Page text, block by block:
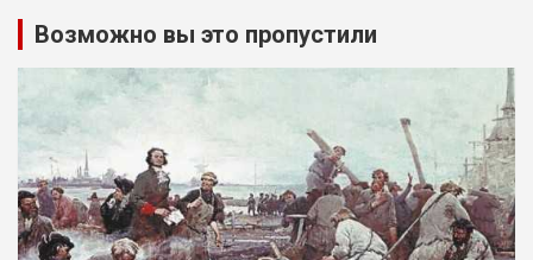
Возможно вы это пропустили